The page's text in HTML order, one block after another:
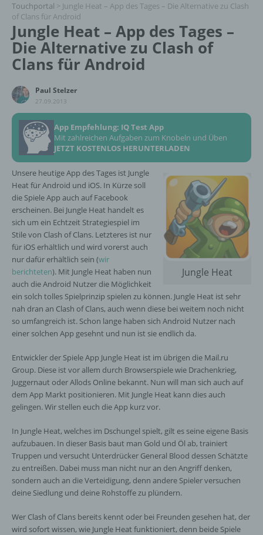
Touchportal > Jungle Heat – App des Tages – Die Alternative zu Clash
of Clans für Android
Jungle Heat – App des Tages –
Die Alternative zu Clash of
Clans für Android
Paul Stelzer
27.09.2013
App Empfehlung: IQ Test App
Mit zahlreichen Aufgaben zum Knobeln und Üben
JETZT KOSTENLOS HERUNTERLADEN
Jungle Heat
Unsere heutige App des Tages ist Jungle
Heat für Android und iOS. In Kürze soll
die Spiele App auch auf Facebook
erscheinen. Bei Jungle Heat handelt es
sich um ein Echtzeit Strategiespiel im
Stile von Clash of Clans. Letzteres ist nur
für iOS erhältlich und wird vorerst auch
nur dafür erhältlich sein (wir
berichteten). Mit Jungle Heat haben nun
auch die Android Nutzer die Möglichkeit
ein solch tolles Spielprinzip spielen zu können. Jungle Heat ist sehr
nah dran an Clash of Clans, auch wenn diese bei weitem noch nicht
so umfangreich ist. Schon lange haben sich Android Nutzer nach
einer solchen App gesehnt und nun ist sie endlich da.
Entwickler der Spiele App Jungle Heat ist im übrigen die Mail.ru
Group. Diese ist vor allem durch Browserspiele wie Drachenkrieg,
Juggernaut oder Allods Online bekannt. Nun will man sich auch auf
dem App Markt positionieren. Mit Jungle Heat kann dies auch
gelingen. Wir stellen euch die App kurz vor.
In Jungle Heat, welches im Dschungel spielt, gilt es seine eigene Basis
aufzubauen. In dieser Basis baut man Gold und Öl ab, trainiert
Truppen und versucht Unterdrücker General Blood dessen Schätzte
zu entreißen. Dabei muss man nicht nur an den Angriff denken,
sondern auch an die Verteidigung, denn andere Spieler versuchen
deine Siedlung und deine Rohstoffe zu plündern.
Wer Clash of Clans bereits kennt oder bei Freunden gesehen hat, der
wird sofort wissen, wie Jungle Heat funktioniert, denn beide Spiele